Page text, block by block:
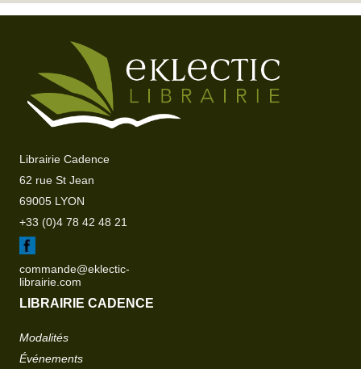
Librairie Cadence
62 rue St Jean
69005 LYON
+33 (0)4 78 42 48 21
commande@eklectic-
librairie.com
LIBRAIRIE CADENCE
Modalités
Événements